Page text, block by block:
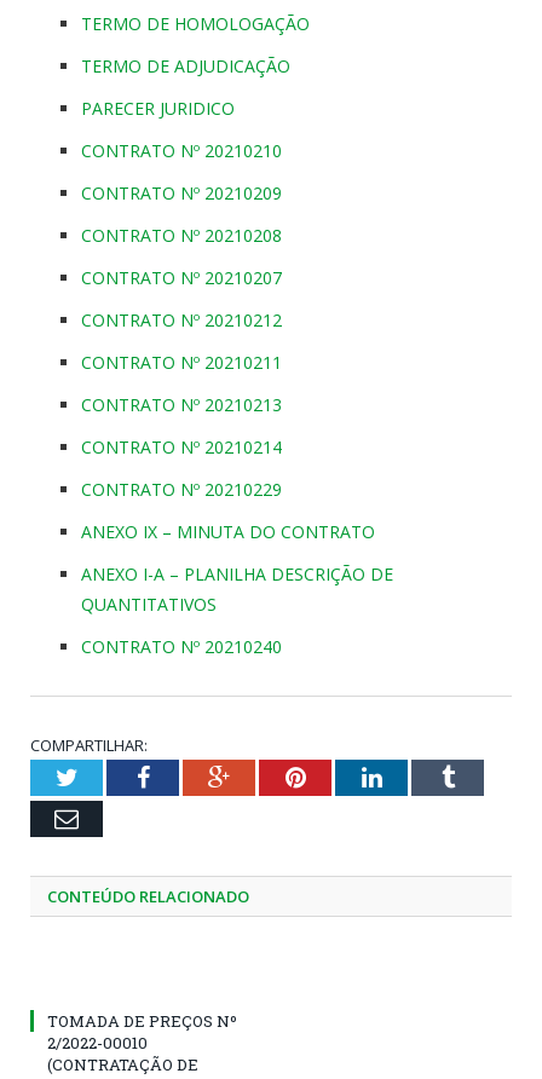
TERMO DE HOMOLOGAÇÃO
TERMO DE ADJUDICAÇÃO
PARECER JURIDICO
CONTRATO Nº 20210210
CONTRATO Nº 20210209
CONTRATO Nº 20210208
CONTRATO Nº 20210207
CONTRATO Nº 20210212
CONTRATO Nº 20210211
CONTRATO Nº 20210213
CONTRATO Nº 20210214
CONTRATO Nº 20210229
ANEXO IX – MINUTA DO CONTRATO
ANEXO I-A – PLANILHA DESCRIÇÃO DE
QUANTITATIVOS
CONTRATO Nº 20210240
COMPARTILHAR:
TwitterFacebookGoogle+PinterestLinkedInTumblr
Email
CONTEÚDO RELACIONADO
TOMADA DE PREÇOS Nº
2/2022-00010
(CONTRATAÇÃO DE